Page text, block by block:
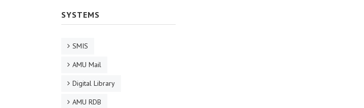
SYSTEMS
SMIS
AMU Mail
Digital Library
AMU RDB